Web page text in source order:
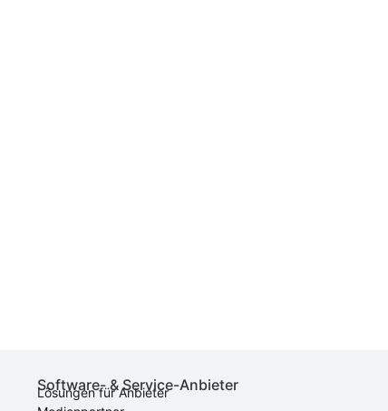
Software- & Service-Anbieter
Lösungen für Anbieter